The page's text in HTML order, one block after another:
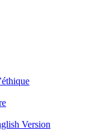
Version